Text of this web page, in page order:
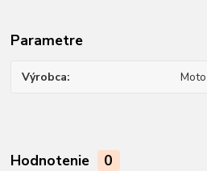
Parametre
Výrobca
Hodnotenie 0